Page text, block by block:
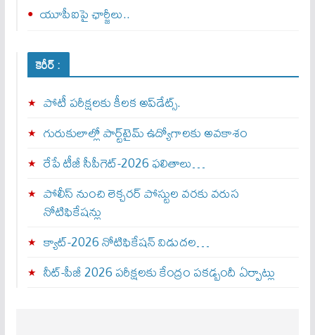
యూపీఐపై ఛార్జీలు..
కెరీర్ :
పోటీ పరీక్షలకు కీలక అప్‌డేట్స్.
గురుకులాల్లో పార్ట్‌టైమ్ ఉద్యోగాలకు అవకాశం
రేపే టీజీ సీపీగెట్‌-2026 ఫలితాలు…
పోలీస్ నుంచి లెక్చరర్ పోస్టుల వరకు వరుస
నోటిఫికేషన్లు
క్యాట్-2026 నోటిఫికేషన్ విడుదల…
నీట్-పీజీ 2026 పరీక్షలకు కేంద్రం పకడ్బందీ ఏర్పాట్లు